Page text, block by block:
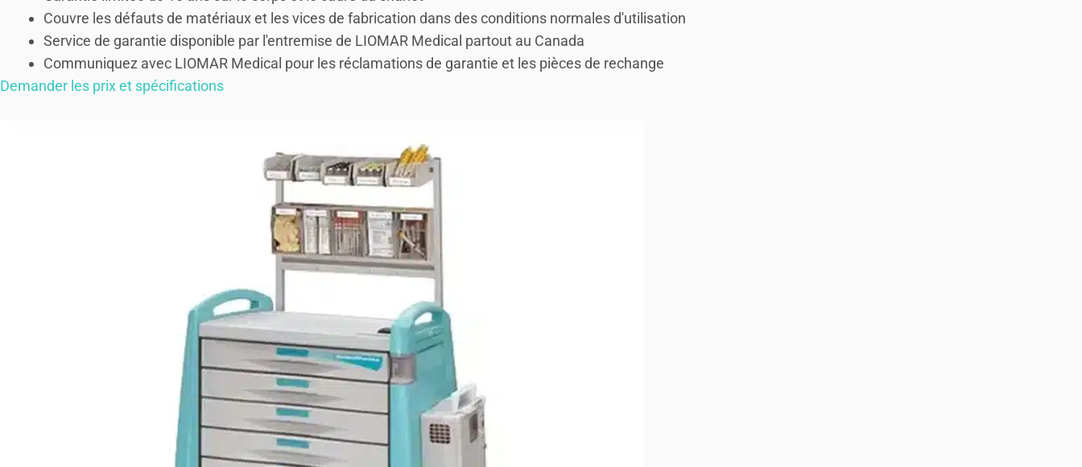
Couvre les défauts de matériaux et les vices de fabrication dans des conditions normales d'utilisation
Service de garantie disponible par l'entremise de LIOMAR Medical partout au Canada
Communiquez avec LIOMAR Medical pour les réclamations de garantie et les pièces de rechange
Demander les prix et spécifications